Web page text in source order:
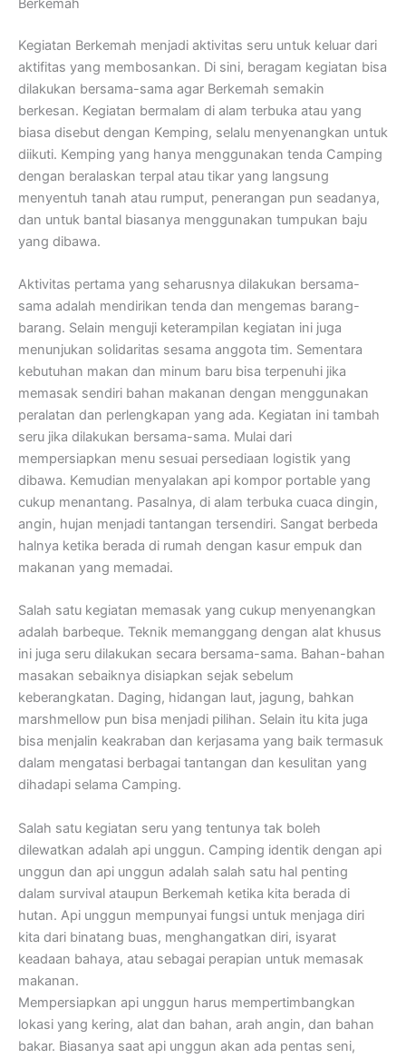
Berkemah
Kegiatan Berkemah menjadi aktivitas seru untuk keluar dari
aktifitas yang membosankan. Di sini, beragam kegiatan bisa
dilakukan bersama-sama agar Berkemah semakin
berkesan. Kegiatan bermalam di alam terbuka atau yang
biasa disebut dengan Kemping, selalu menyenangkan untuk
diikuti. Kemping yang hanya menggunakan tenda Camping
dengan beralaskan terpal atau tikar yang langsung
menyentuh tanah atau rumput, penerangan pun seadanya,
dan untuk bantal biasanya menggunakan tumpukan baju
yang dibawa.
Aktivitas pertama yang seharusnya dilakukan bersama-
sama adalah mendirikan tenda dan mengemas barang-
barang. Selain menguji keterampilan kegiatan ini juga
menunjukan solidaritas sesama anggota tim. Sementara
kebutuhan makan dan minum baru bisa terpenuhi jika
memasak sendiri bahan makanan dengan menggunakan
peralatan dan perlengkapan yang ada. Kegiatan ini tambah
seru jika dilakukan bersama-sama. Mulai dari
mempersiapkan menu sesuai persediaan logistik yang
dibawa. Kemudian menyalakan api kompor portable yang
cukup menantang. Pasalnya, di alam terbuka cuaca dingin,
angin, hujan menjadi tantangan tersendiri. Sangat berbeda
halnya ketika berada di rumah dengan kasur empuk dan
makanan yang memadai.
Salah satu kegiatan memasak yang cukup menyenangkan
adalah barbeque. Teknik memanggang dengan alat khusus
ini juga seru dilakukan secara bersama-sama. Bahan-bahan
masakan sebaiknya disiapkan sejak sebelum
keberangkatan. Daging, hidangan laut, jagung, bahkan
marshmellow pun bisa menjadi pilihan. Selain itu kita juga
bisa menjalin keakraban dan kerjasama yang baik termasuk
dalam mengatasi berbagai tantangan dan kesulitan yang
dihadapi selama Camping.
Salah satu kegiatan seru yang tentunya tak boleh
dilewatkan adalah api unggun. Camping identik dengan api
unggun dan api unggun adalah salah satu hal penting
dalam survival ataupun Berkemah ketika kita berada di
hutan. Api unggun mempunyai fungsi untuk menjaga diri
kita dari binatang buas, menghangatkan diri, isyarat
keadaan bahaya, atau sebagai perapian untuk memasak
makanan.
Mempersiapkan api unggun harus mempertimbangkan
lokasi yang kering, alat dan bahan, arah angin, dan bahan
bakar. Biasanya saat api unggun akan ada pentas seni,